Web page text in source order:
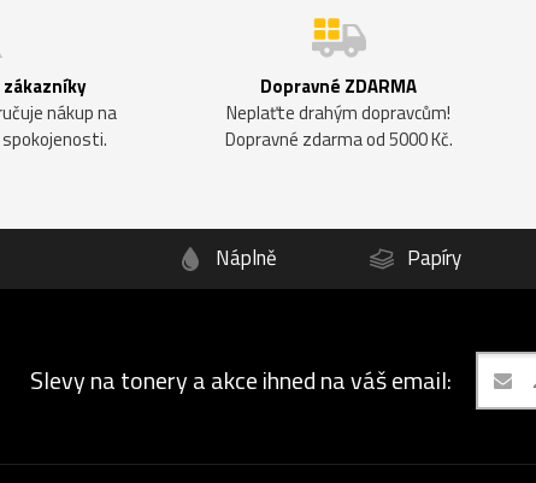
nákup na
Dopravné ZDARMA
Neplaťte drahým dopravcům!
Dopravné zdarma od 5000 Kč.
Náplně Papíry
Slevy na tonery a akce ihned na váš email: